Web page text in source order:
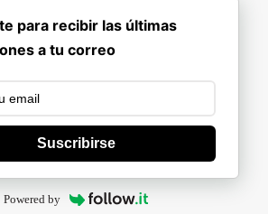
para recibir las últimas
a tu correo
Suscribirse
Powered by